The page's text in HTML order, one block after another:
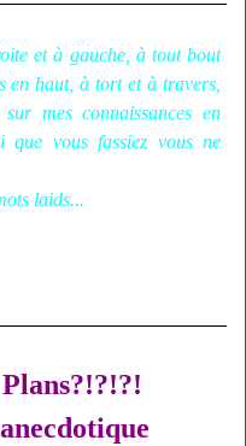
et à gauche, à tout bout
en haut, à tort et à travers,
mes connaissances en
que vous fassiez vous ne
laids...